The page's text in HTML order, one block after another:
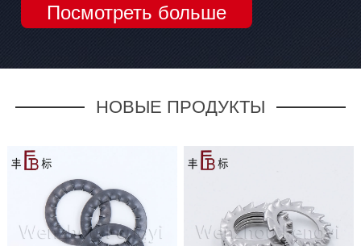
Посмотреть больше
НОВЫЕ ПРОДУКТЫ